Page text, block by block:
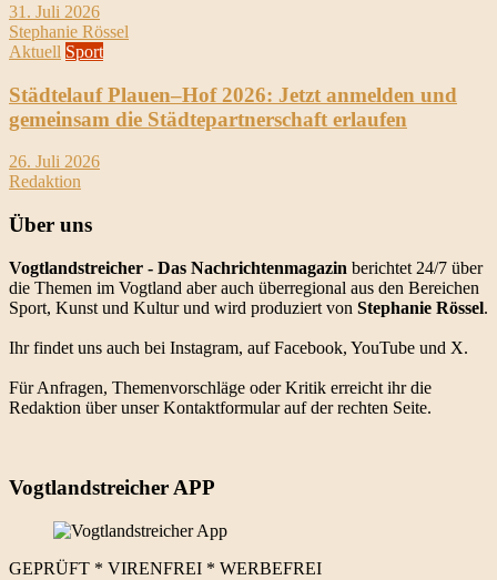
31. Juli 2026
Stephanie Rössel
Aktuell Sport
Städtelauf Plauen–Hof 2026: Jetzt anmelden und
gemeinsam die Städtepartnerschaft erlaufen
26. Juli 2026
Redaktion
Über uns
Vogtlandstreicher - Das Nachrichtenmagazin berichtet 24/7 über
die Themen im Vogtland aber auch überregional aus den Bereichen
Sport, Kunst und Kultur und wird produziert von Stephanie Rössel.
Ihr findet uns auch bei Instagram, auf Facebook, YouTube und X.
Für Anfragen, Themenvorschläge oder Kritik erreicht ihr die
Redaktion über unser Kontaktformular auf der rechten Seite.
Vogtlandstreicher APP
GEPRÜFT * VIRENFREI * WERBEFREI